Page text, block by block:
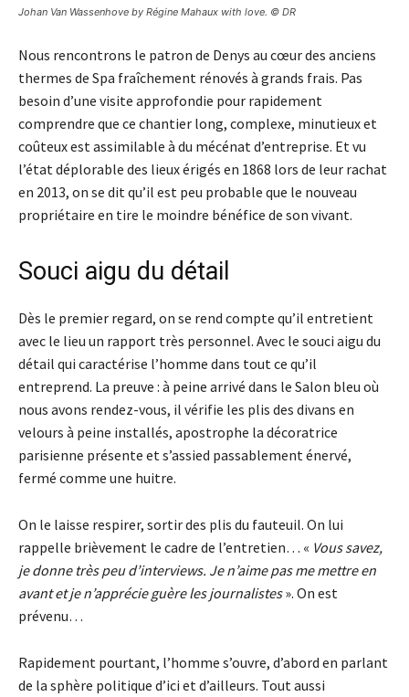
Johan Van Wassenhove by Régine Mahaux with love. © DR
Nous rencontrons le patron de Denys au cœur des anciens
thermes de Spa fraîchement rénovés à grands frais. Pas
besoin d’une visite approfondie pour rapidement
comprendre que ce chantier long, complexe, minutieux et
coûteux est assimilable à du mécénat d’entreprise. Et vu
l’état déplorable des lieux érigés en 1868 lors de leur rachat
en 2013, on se dit qu’il est peu probable que le nouveau
propriétaire en tire le moindre bénéfice de son vivant.
Souci aigu du détail
Dès le premier regard, on se rend compte qu’il entretient
avec le lieu un rapport très personnel. Avec le souci aigu du
détail qui caractérise l’homme dans tout ce qu’il
entreprend. La preuve : à peine arrivé dans le Salon bleu où
nous avons rendez-vous, il vérifie les plis des divans en
velours à peine installés, apostrophe la décoratrice
parisienne présente et s’assied passablement énervé,
fermé comme une huitre.
On le laisse respirer, sortir des plis du fauteuil. On lui
rappelle brièvement le cadre de l’entretien… « Vous savez,
je donne très peu d’interviews. Je n’aime pas me mettre en
avant et je n’apprécie guère les journalistes». On est
prévenu…
Rapidement pourtant, l’homme s’ouvre, d’abord en parlant
de la sphère politique d’ici et d’ailleurs. Tout aussi